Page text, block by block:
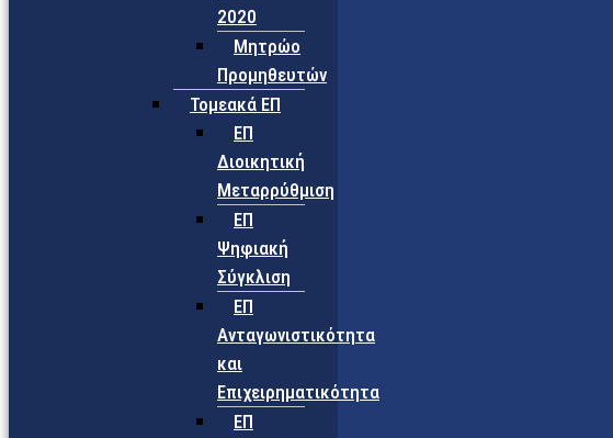
2020
Μητρώο
Προμηθευτών
Τομεακά ΕΠ
ΕΠ
Διοικητική
Μεταρρύθμιση
ΕΠ
Ψηφιακή
Σύγκλιση
ΕΠ
Ανταγωνιστικότητα
και
Επιχειρηματικότητα
ΕΠ